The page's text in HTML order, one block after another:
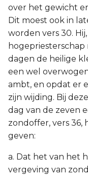
over het gewicht
Dit moest ook in
worden vers 30.
dagen de heilige
een wel
ambt, en opdat er
zijn wijding. Bij
dag van de zeven
zondoffer, vers
geven:
a. Dat het van het
vergeving van